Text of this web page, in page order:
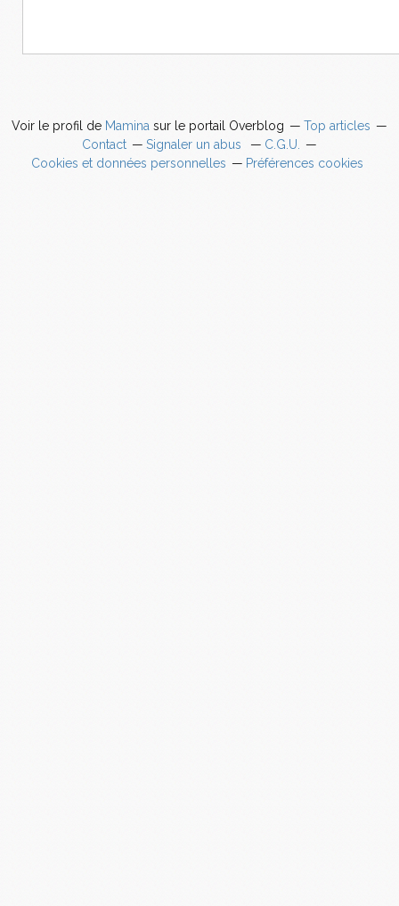
Voir le profil de Mamina sur le portail Overblog
Top articles
Contact
Signaler un abus
C.G.U.
Cookies et données personnelles
Préférences cookies